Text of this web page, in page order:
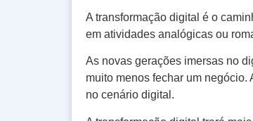
A transformação digital é o
em atividades analógicas ou
As novas gerações imersas no
muito menos fechar um
no cenário digital.